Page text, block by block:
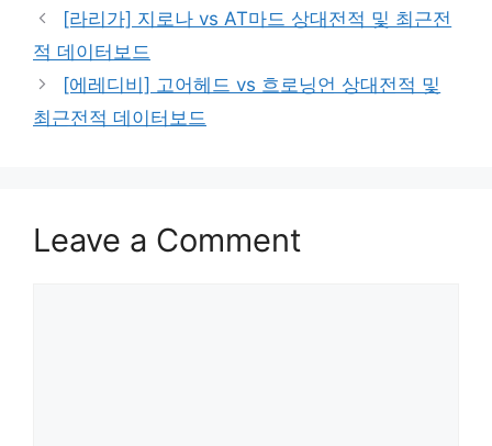
[라리가] 지로나 vs AT마드 상대전적 및 최근전
적 데이터보드
[에레디비] 고어헤드 vs 흐로닝언 상대전적 및
최근전적 데이터보드
Leave a Comment